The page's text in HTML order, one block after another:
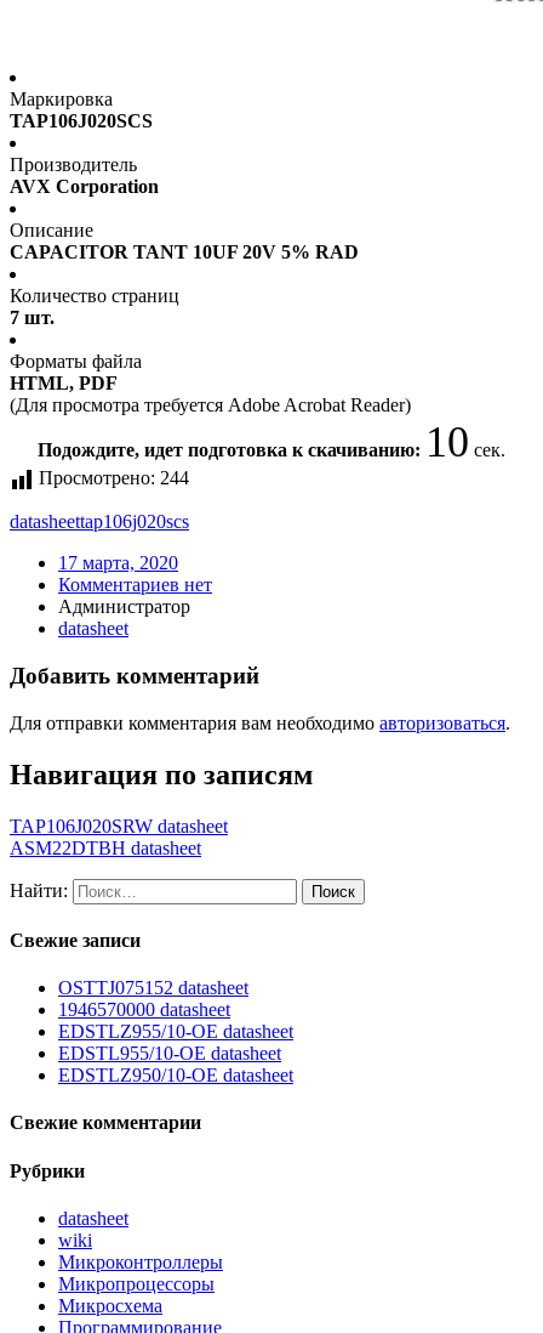
Маркировка
TAP106J020SCS
Производитель
AVX Corporation
Описание
CAPACITOR TANT 10UF 20V 5% RAD
Количество страниц
7 шт.
Форматы файла
HTML, PDF
(Для просмотра требуется Adobe Acrobat Reader)
Подождите, идет подготовка к скачиванию: 10 сек.
Просмотрено: 244
datasheettap106j020scs
17 марта, 2020
Комментариев нет
Администратор
datasheet
Добавить комментарий
Для отправки комментария вам необходимо авторизоваться.
Навигация по записям
TAP106J020SRW datasheet
ASM22DTBH datasheet
Найти:
Свежие записи
OSTTJ075152 datasheet
1946570000 datasheet
EDSTLZ955/10-OE datasheet
EDSTL955/10-OE datasheet
EDSTLZ950/10-OE datasheet
Свежие комментарии
Рубрики
datasheet
wiki
Микроконтроллеры
Микропроцессоры
Микросхема
Программирование